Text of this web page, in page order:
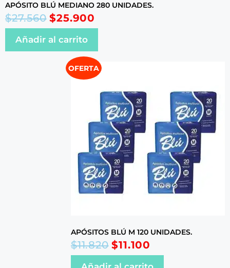
APÓSITO BLÚ MEDIANO 280 UNIDADES.
$27.560 $25.900
Añadir al carrito
OFERTA
APÓSITOS BLÚ M 120 UNIDADES.
$11.820 $11.100